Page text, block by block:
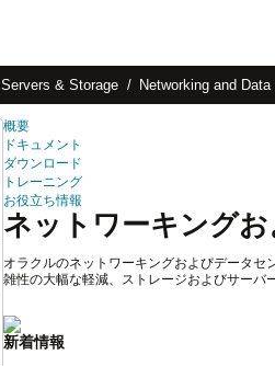
Servers & Storage Networking and
概要
ドキュメント
ダウンロード
トレーニング
お役立ち情報
ネットワーキング
オラクルのネットワーキングおよびデータ
雑性の大幅な軽減、ストレージおよびサーバ
新着情報